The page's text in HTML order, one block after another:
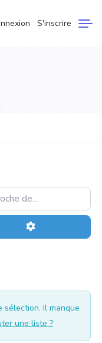
S'inscrire
Advanced
Il manque
une liste ?